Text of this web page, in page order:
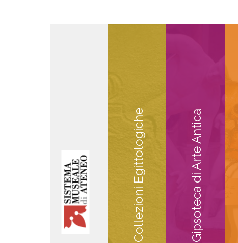
Collezioni Egittologiche Gipsoteca di Arte Antica